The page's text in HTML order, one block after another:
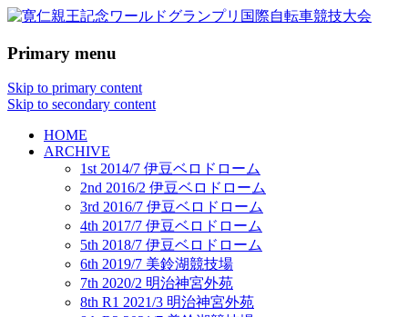
寛仁親王記念ワールドグラン
プリ国際自転車競技大会
PRINCE TOMOHITO MEMORIAL
WORLD GRAND PRIX
Primary menu
Skip to primary content
Skip to secondary content
HOME
ARCHIVE
1st 2014/7 伊豆ベロドローム
2nd 2016/2 伊豆ベロドローム
3rd 2016/7 伊豆ベロドローム
4th 2017/7 伊豆ベロドローム
5th 2018/7 伊豆ベロドローム
6th 2019/7 美鈴湖競技場
7th 2020/2 明治神宮外苑
8th R1 2021/3 明治神宮外苑